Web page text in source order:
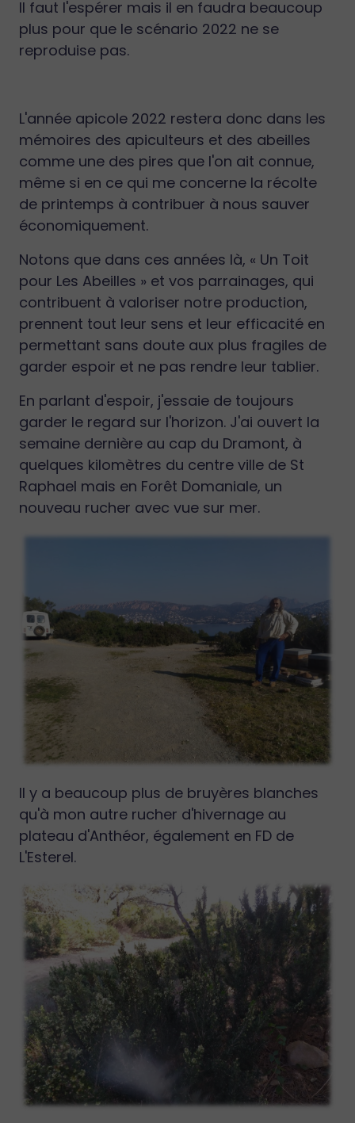
Il faut l'espérer mais il en faudra beaucoup
plus pour que le scénario 2022 ne se
reproduise pas.
L'année apicole 2022 restera donc dans les
mémoires des apiculteurs et des abeilles
comme une des pires que l'on ait connue,
même si en ce qui me concerne la récolte
de printemps à contribuer à nous sauver
économiquement.
Notons que dans ces années là, « Un Toit
pour Les Abeilles » et vos parrainages, qui
contribuent à valoriser notre production,
prennent tout leur sens et leur efficacité en
permettant sans doute aux plus fragiles de
garder espoir et ne pas rendre leur tablier.
En parlant d'espoir, j'essaie de toujours
garder le regard sur l'horizon. J'ai ouvert la
semaine dernière au cap du Dramont, à
quelques kilomètres du centre ville de St
Raphael mais en Forêt Domaniale, un
nouveau rucher avec vue sur mer.
Il y a beaucoup plus de bruyères blanches
qu'à mon autre rucher d'hivernage au
plateau d'Anthéor, également en FD de
L'Esterel.